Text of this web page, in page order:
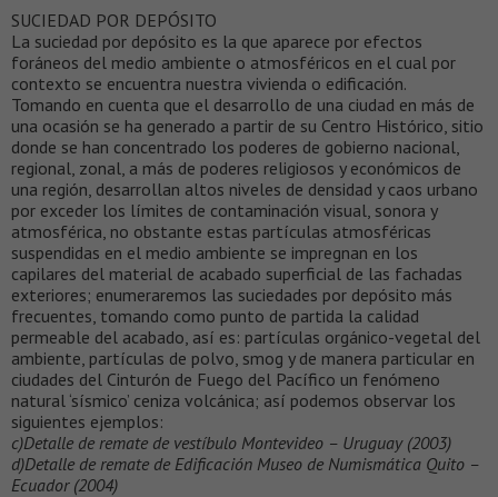
SUCIEDAD POR DEPÓSITO
La suciedad por depósito es la que aparece por efectos
foráneos del medio ambiente o atmosféricos en el cual por
contexto se encuentra nuestra vivienda o edificación.
Tomando en cuenta que el desarrollo de una ciudad en más de
una ocasión se ha generado a partir de su Centro Histórico, sitio
donde se han concentrado los poderes de gobierno nacional,
regional, zonal, a más de poderes religiosos y económicos de
una región, desarrollan altos niveles de densidad y caos urbano
por exceder los límites de contaminación visual, sonora y
atmosférica, no obstante estas partículas atmosféricas
suspendidas en el medio ambiente se impregnan en los
capilares del material de acabado superficial de las fachadas
exteriores; enumeraremos las suciedades por depósito más
frecuentes, tomando como punto de partida la calidad
permeable del acabado, así es: partículas orgánico-vegetal del
ambiente, partículas de polvo, smog y de manera particular en
ciudades del Cinturón de Fuego del Pacífico un fenómeno
natural ‘sísmico’ ceniza volcánica; así podemos observar los
siguientes ejemplos:
c)Detalle de remate de vestíbulo Montevideo – Uruguay (2003)
d)Detalle de remate de Edificación Museo de Numismática Quito –
Ecuador (2004)